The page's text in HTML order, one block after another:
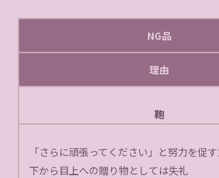
NG品
理由
鞄
「さらに頑張ってください」と努力を促
下から目上への贈り物としては失礼